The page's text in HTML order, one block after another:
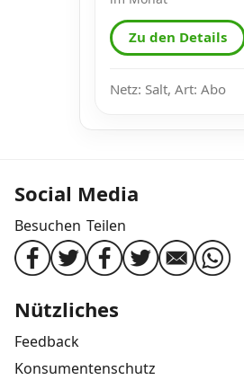
Zu den Details
Netz: Salt, Art: Abo
Social Media
Besuchen Teilen
Nützliches
Feedback
Konsumentenschutz